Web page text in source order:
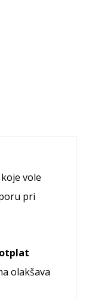
koje vole
pri
olakšava